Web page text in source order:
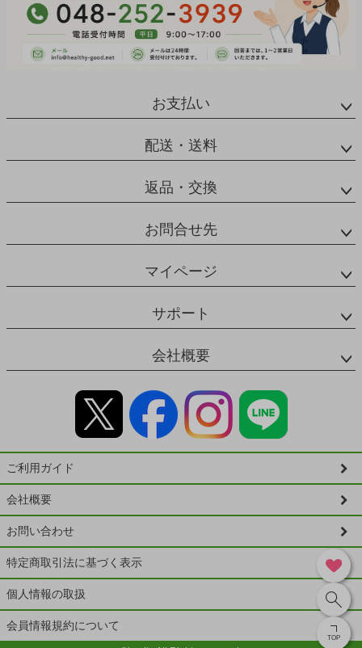
お支払い
配送・送料
返品・交換
お問合せ先
マイページ
サポート
会社概要
ご利用ガイド
会社概要
お問い合わせ
特定商取引法に基づく表示
個人情報の取扱
会員情報規約について
TOP